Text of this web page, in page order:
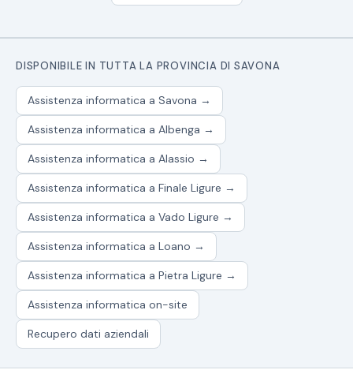
DISPONIBILE IN TUTTA LA PROVINCIA DI SAVONA
Assistenza informatica a Savona →
Assistenza informatica a Albenga →
Assistenza informatica a Alassio →
Assistenza informatica a Finale Ligure →
Assistenza informatica a Vado Ligure →
Assistenza informatica a Loano →
Assistenza informatica a Pietra Ligure →
Assistenza informatica on-site
Recupero dati aziendali